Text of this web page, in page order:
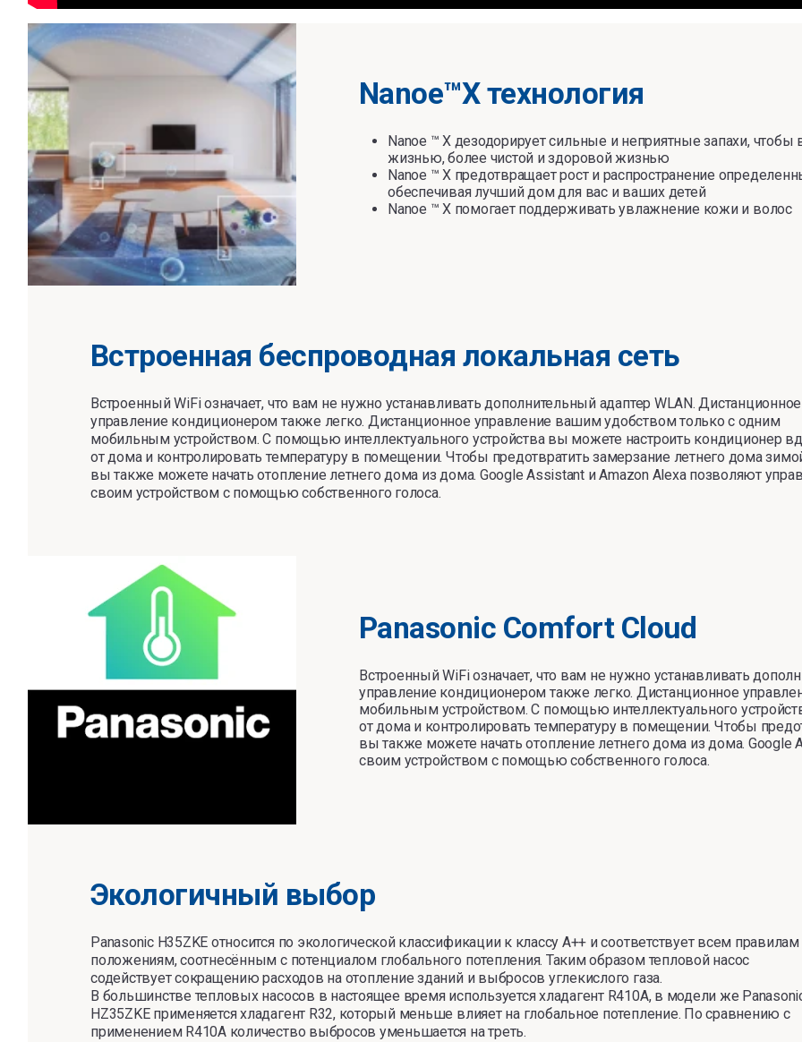
Nanoe™X технология
Nanoe ™ X дезодорирует сильные и неприятные запахи,
жизнью, более чистой и здоровой жизнью
Nanoe ™ X предотвращает рост и распространение
обеспечивая лучший дом для вас и ваших детей
Nanoe ™ X помогает поддерживать увлажнение кожи и волос
Встроенная беспроводная локальная сеть
Встроенный WiFi означает, что вам не нужно устанавливать дополнительный адаптер WLAN. Дистанционное
управление кондиционером также легко. Дистанционное управление вашим удобством только с одним
мобильным устройством. С помощью интеллектуального устройства вы можете настроить кондиционер
от дома и контролировать температуру в помещении. Чтобы предотвратить замерзание летнего дома
вы также можете начать отопление летнего дома из дома. Google Assistant и Amazon Alexa позволяют
своим устройством с помощью собственного голоса.
Panasonic Comfort Cloud
Встроенный WiFi означает, что вам не нужно устанавливать
управление кондиционером также легко. Дистанционное
мобильным устройством. С помощью интеллектуального
от дома и контролировать температуру в помещении. Чтобы
вы также можете начать отопление летнего дома из дома. Google
своим устройством с помощью собственного голоса.
Экологичный выбор
Panasonic H35ZKE относится по экологической классификации к классу A++ и соответствует всем
положениям, соотнесённым с потенциалом глобального потепления. Таким образом тепловой насос
содействует сокращению расходов на отопление зданий и выбросов углекислого газа.
В большинстве тепловых насосов в настоящее время используется хладагент R410A, в модели же
HZ35ZKE применяется хладагент R32, который меньше влияет на глобальное потепление. По сравнению с
применением R410А количество выбросов уменьшается на треть.